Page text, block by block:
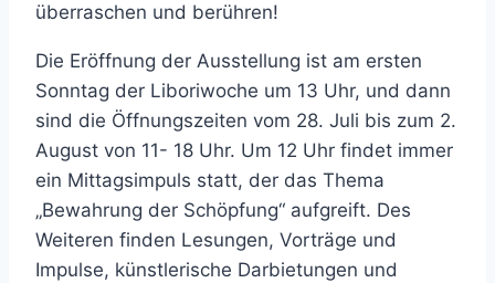
überraschen und berühren!
Die Eröffnung der Ausstellung ist am ersten
Sonntag der Liboriwoche um 13 Uhr, und dann
sind die Öffnungszeiten vom 28. Juli bis zum 2.
August von 11- 18 Uhr. Um 12 Uhr findet immer
ein Mittagsimpuls statt, der das Thema
„Bewahrung der Schöpfung“ aufgreift. Des
Weiteren finden Lesungen, Vorträge und
Impulse, künstlerische Darbietungen und